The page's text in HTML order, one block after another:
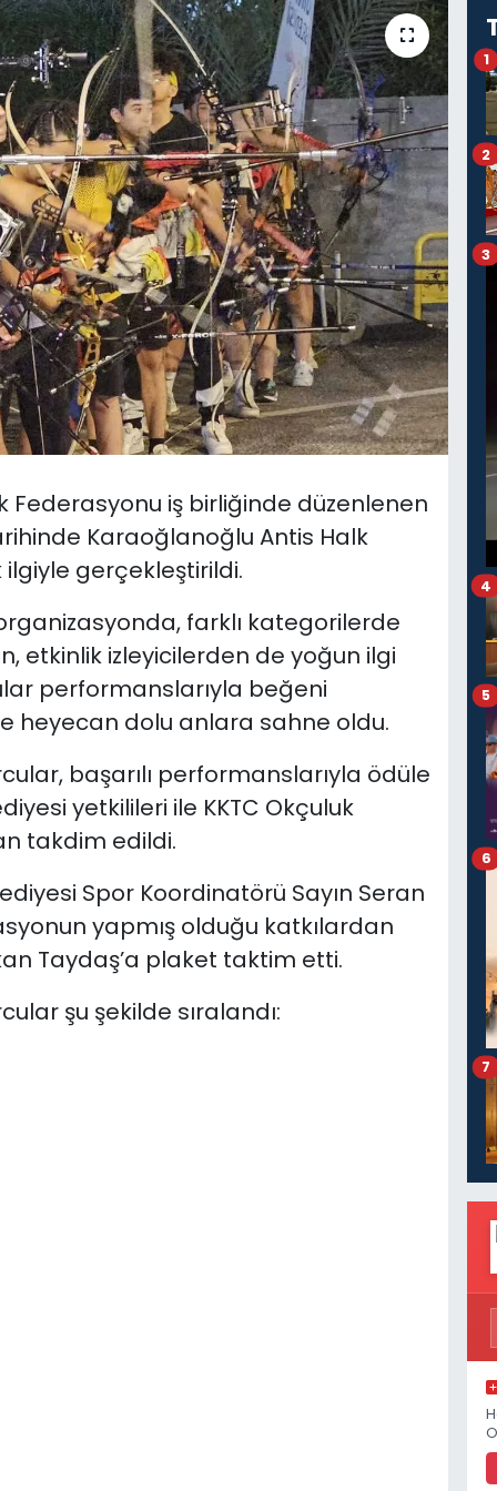
Federasyonu iş birliğinde düzenlenen
Karaoğlanoğlu Antis Halk
ilgiyle gerçekleştirildi.
farklı kategorilerde
etkinlik izleyicilerden de yoğun ilgi
performanslarıyla beğeni
heyecan dolu anlara sahne oldu.
başarılı performanslarıyla ödüle
yetkilileri ile KKTC Okçuluk
takdim edildi.
Spor Koordinatörü Sayın Seran
yapmış olduğu katkılardan
Taydaş’a plaket taktim etti.
şu şekilde sıralandı:
1
2
3
4
5
6
7